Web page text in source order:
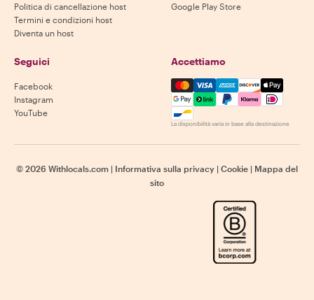
Politica di cancellazione host
Termini e condizioni host
Diventa un host
Google Play Store
Seguici
Facebook
Instagram
YouTube
Accettiamo
Mastercard, Visa, Amex,
La disponibilità varia in base alla destinazione
© 2026 Withlocals.com | Informativa sulla privacy | Cookie | Mappa del
sito